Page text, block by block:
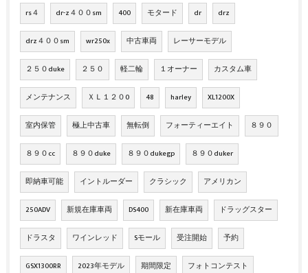
rs４ dr-z４００sm 400 モタード dr drz
drz４００sm wr250x 中古車両 レーサーモデル
２５０duke ２５０ 軽二輪 １オーナー カスタム車
メンテナンス ＸＬ１２０0 48 harley XL1200X
室内保管 極上中古車 無転倒 フォーティーエイト ８９０
８９０cc ８９０duke ８９０dukegp ８９０duker
即納車可能 イントルーダー クラシック アメリカン
250ADV 新規在庫車両 DS400 新在庫車両 ドラッグスター
ドラスタ ワインレッド Sモール 受注開始 予約
GSX1300RR 2023年モデル 期間限定 フォトコンテスト